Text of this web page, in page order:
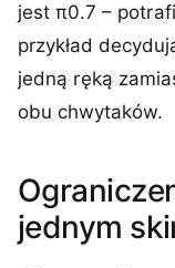
jest π0.7 –
przykład
jedną ręką
obu chwytaków.
jednym